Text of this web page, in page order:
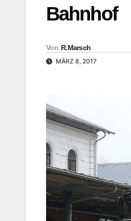
Bahnhof
Von R.Marsch
MÄRZ 8, 2017